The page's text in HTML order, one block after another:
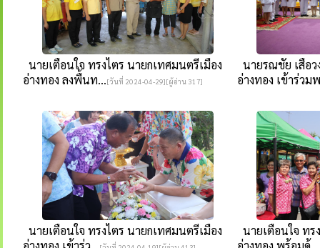
นายเตือนใจ ทรงไตร นายกเทศมนตรีเมือง
อ่างทอง ลงพื้นท...[วันที่ 2024-04-29][ผู้อ่าน 317]
นายรณชัย เสือ
อ่างทอง เข้าร่วม
นายเตือนใจ ทรงไตร นายกเทศมนตรีเมือง
นายเตือนใจ ทร